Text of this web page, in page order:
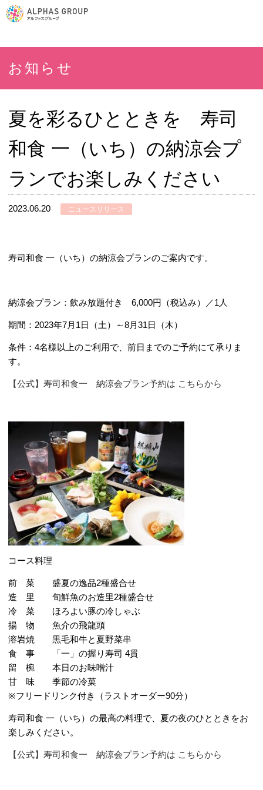
お知らせ
夏を彩るひとときを 寿司
和食 一（いち）の納涼会プ
ランでお楽しみください
2023.06.20 ニュースリリース
寿司和食 一（いち）の納涼会プランのご案内です。
納涼会プラン：飲み放題付き 6,000円（税込み）／1人
期間：2023年7月1日（土）～8月31日（木）
条件：4名様以上のご利用で、前日までのご予約にて承りま
す。
【公式】寿司和食一 納涼会プラン予約は こちらから
コース料理
前 菜 盛夏の逸品2種盛合せ
造 里 旬鮮魚のお造里2種盛合せ
冷 菜 ほろよい豚の冷しゃぶ
揚 物 魚介の飛龍頭
溶岩焼 黒毛和牛と夏野菜串
食 事 「一」の握り寿司 4貫
留 椀 本日のお味噌汁
甘 味 季節の冷菓
※フリードリンク付き（ラストオーダー90分）
寿司和食 一（いち）の最高の料理で、夏の夜のひとときをお
楽しみください。
【公式】寿司和食一 納涼会プラン予約は こちらから